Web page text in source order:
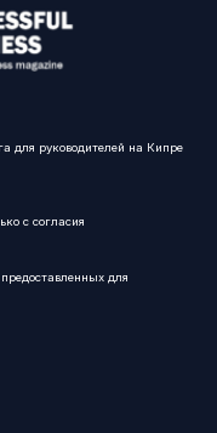
для руководителей на Кипре
с согласия
для